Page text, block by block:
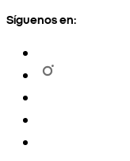
Síguenos en: